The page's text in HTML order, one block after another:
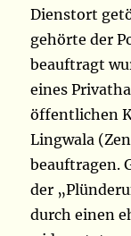
Dienstort
gehörte der
beauftragt
eines
öffentlichen
Lingwala
beauftragen.
der
durch einen